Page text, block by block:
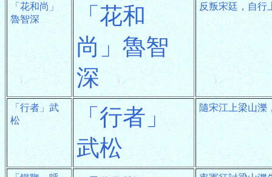
「花和尚」
魯智深
「花和
尚」魯智
深
反叛宋廷，自行
「行者」武
松
「行者」
武松
隨宋江上梁山濼